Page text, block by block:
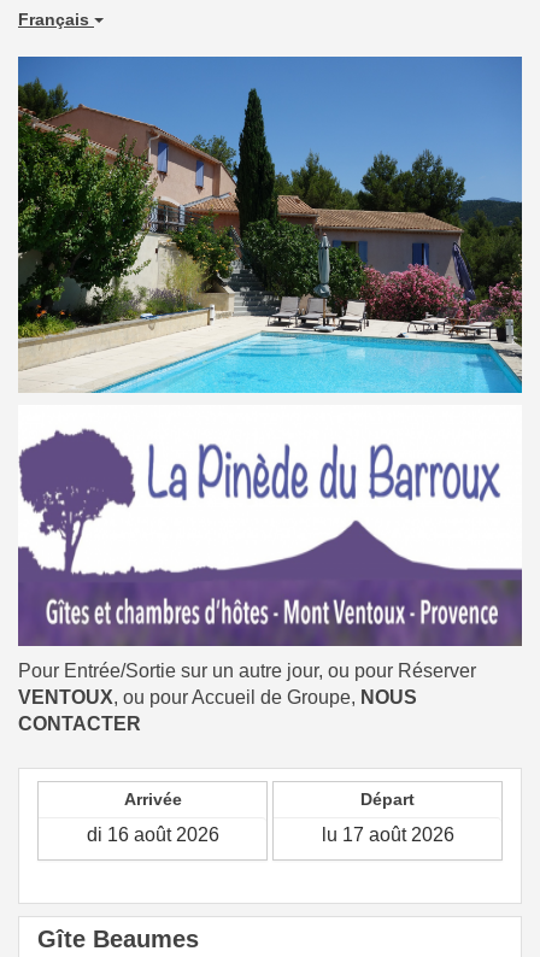
Français
Pour Entrée/Sortie sur un autre jour, ou pour Réserver
VENTOUX, ou pour Accueil de Groupe, NOUS
CONTACTER
Arrivée Départ
Gîte Beaumes